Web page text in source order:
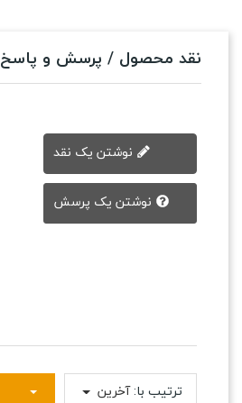
نقد محصول / پرسش و پاسخ
نوشتن یک پرسش
ترتیب با:آخرین